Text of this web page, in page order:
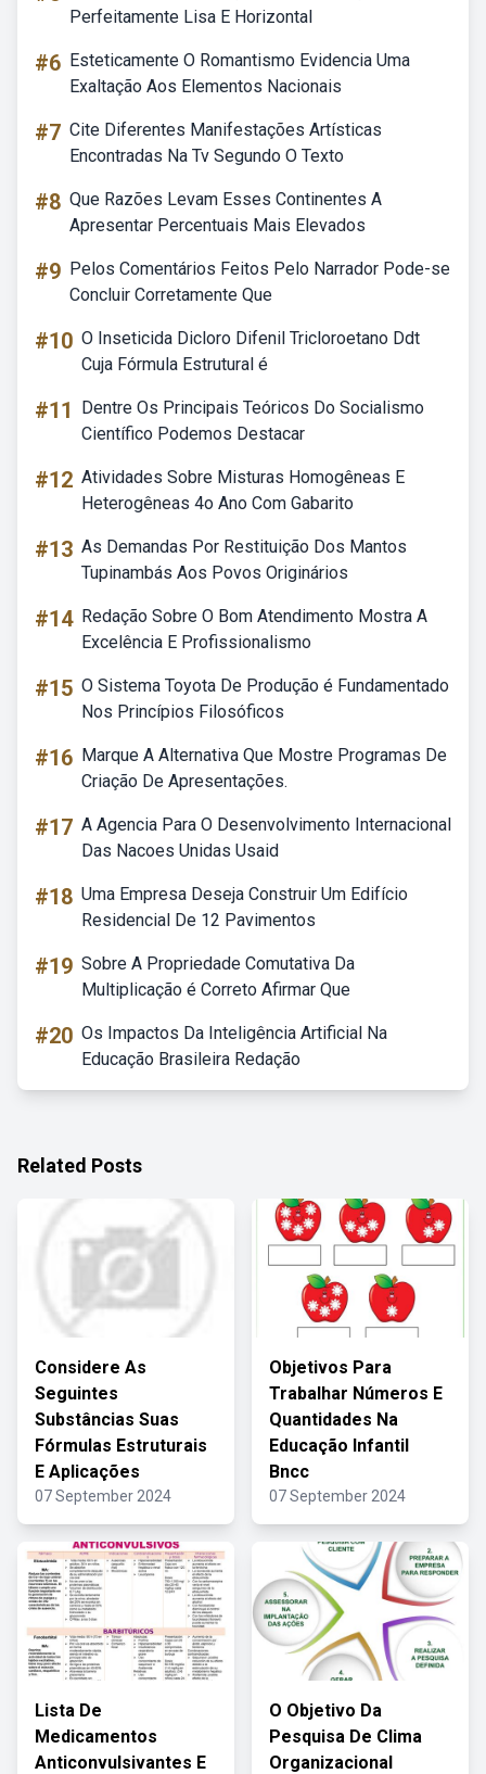
Perfeitamente Lisa E Horizontal
#6 Esteticamente O Romantismo Evidencia Uma
Exaltação Aos Elementos Nacionais
#7 Cite Diferentes Manifestações Artísticas
Encontradas Na Tv Segundo O Texto
#8 Que Razões Levam Esses Continentes A
Apresentar Percentuais Mais Elevados
#9 Pelos Comentários Feitos Pelo Narrador Pode-se
Concluir Corretamente Que
#10 O Inseticida Dicloro Difenil Tricloroetano Ddt
Cuja Fórmula Estrutural é
#11
Dentre Os Principais Teóricos Do Socialismo
Científico Podemos Destacar
#12 Atividades Sobre Misturas Homogêneas E
Heterogêneas 4o Ano Com Gabarito
#13 As Demandas Por Restituição Dos Mantos
Tupinambás Aos Povos Originários
#14 Redação Sobre O Bom Atendimento Mostra A
Excelência E Profissionalismo
#15 O Sistema Toyota De Produção é Fundamentado
Nos Princípios Filosóficos
#16 Marque A Alternativa Que Mostre Programas De
Criação De Apresentações.
#17 A Agencia Para O Desenvolvimento Internacional
Das Nacoes Unidas Usaid
#18 Uma Empresa Deseja Construir Um Edifício
Residencial De 12 Pavimentos
#19 Sobre A Propriedade Comutativa Da
Multiplicação é Correto Afirmar Que
#20 Os Impactos Da Inteligência Artificial Na
Educação Brasileira Redação
Related Posts
Considere As
Seguintes
Substâncias Suas
Fórmulas Estruturais
E Aplicações
07 September 2024
Objetivos Para
Trabalhar Números E
Quantidades Na
Educação Infantil
Bncc
07 September 2024
Lista De
Medicamentos
Anticonvulsivantes E
O Objetivo Da
Pesquisa De Clima
Organizacional